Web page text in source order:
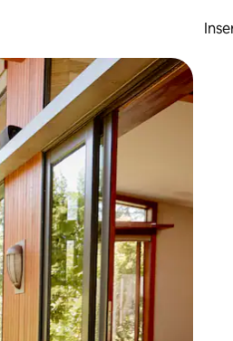
Ergebnisse durch Berühren oder